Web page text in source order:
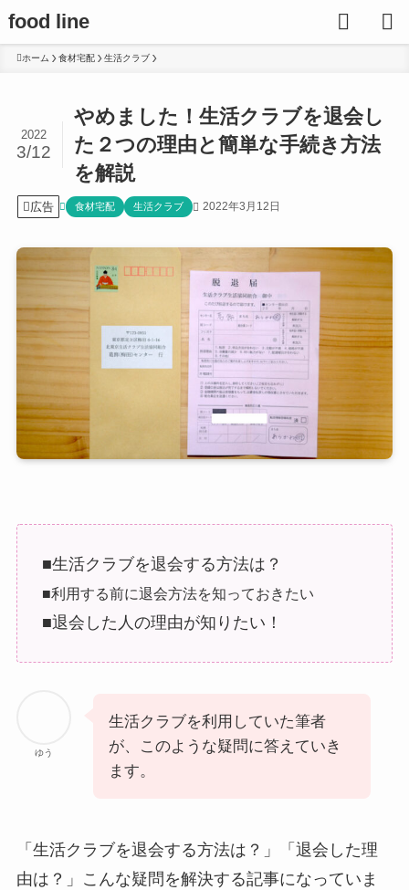
food line
ホーム 食材宅配 生活クラブ
やめました！生活クラブを退会し
た２つの理由と簡単な手続き方法
を解説
2022
3/12
広告 食材宅配 生活クラブ 2022年3月12日
■生活クラブを退会する方法は？
■利用する前に退会方法を知っておきたい
■退会した人の理由が知りたい！
ゆう
生活クラブを利用していた筆者
が、このような疑問に答えていき
ます。
「生活クラブを退会する方法は？」「退会した理
由は？」こんな疑問を解決する記事になっていま